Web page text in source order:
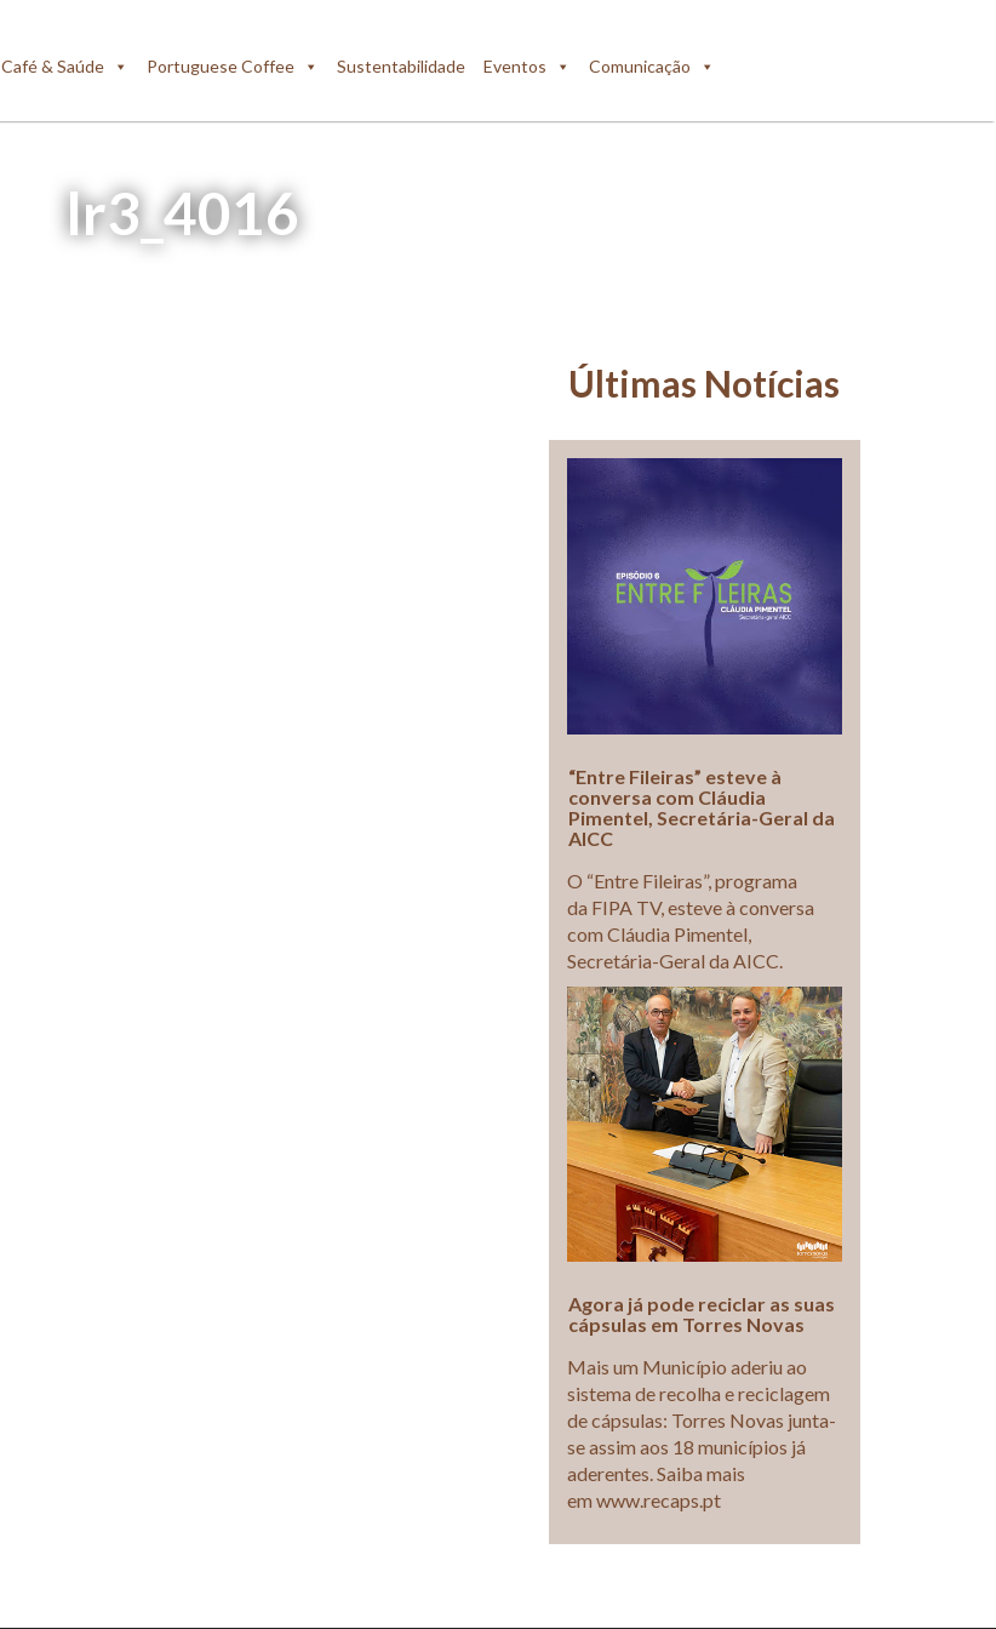
Café & Saúde Portuguese Coffee Sustentabilidade Eventos Comunicação
lr3_4016
Últimas Notícias
“Entre Fileiras” esteve à
conversa com Cláudia
Pimentel, Secretária-Geral da
AICC
O “Entre Fileiras”, programa
da FIPA TV, esteve à conversa
com Cláudia Pimentel,
Secretária-Geral da AICC.
Agora já pode reciclar as suas
cápsulas em Torres Novas
Mais um Município aderiu ao
sistema de recolha e reciclagem
de cápsulas: Torres Novas junta-
se assim aos 18 municípios já
aderentes. Saiba mais
em www.recaps.pt